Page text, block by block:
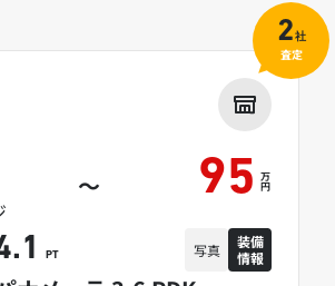
～ 95 万
円
PT 写真
装備
情報
2社
査定